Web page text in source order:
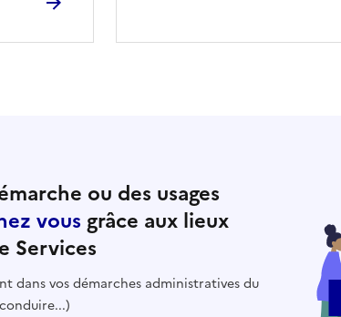
ou des usages
vous grâce aux lieux
Services
dans vos démarches administratives du